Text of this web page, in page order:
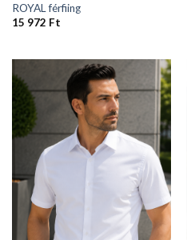
ROYAL férfiing
15 972 Ft